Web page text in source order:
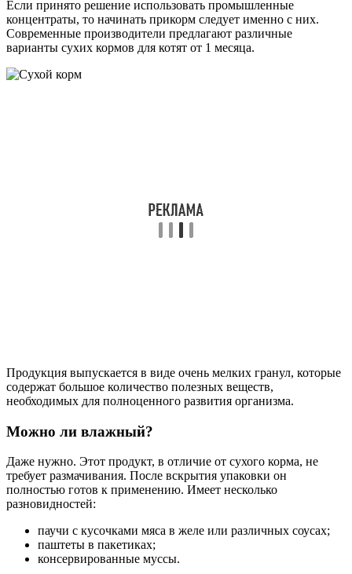
Если принято решение использовать промышленные
концентраты, то начинать прикорм следует именно с них.
Современные производители предлагают различные
варианты сухих кормов для котят от 1 месяца.
Продукция выпускается в виде очень мелких гранул, которые
содержат большое количество полезных веществ,
необходимых для полноценного развития организма.
Можно ли влажный?
Даже нужно. Этот продукт, в отличие от сухого корма, не
требует размачивания. После вскрытия упаковки он
полностью готов к применению. Имеет несколько
разновидностей:
паучи с кусочками мяса в желе или различных соусах;
паштеты в пакетиках;
консервированные муссы.